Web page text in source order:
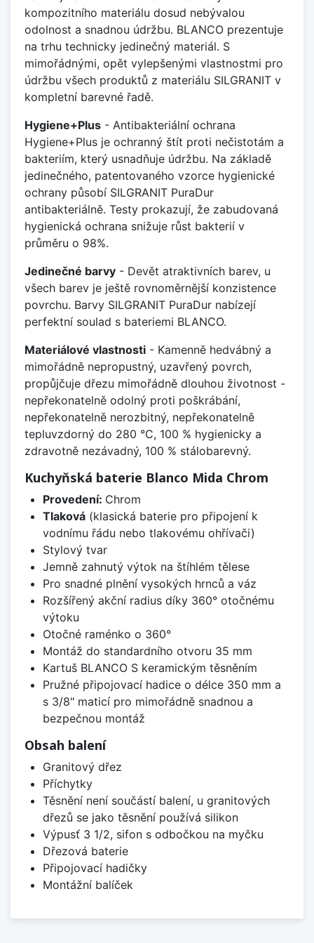
kompozitního materiálu dosud nebývalou
odolnost a snadnou údržbu. BLANCO prezentuje
na trhu technicky jedinečný materiál. S
mimořádnými, opět vylepšenými vlastnostmi pro
údržbu všech produktů z materiálu SILGRANIT v
kompletní barevné řadě.
Hygiene+Plus - Antibakteriální ochrana
Hygiene+Plus je ochranný štít proti nečistotám a
bakteriím, který usnadňuje údržbu. Na základě
jedinečného, patentovaného vzorce hygienické
ochrany působí SILGRANIT PuraDur
antibakteriálně. Testy prokazují, že zabudovaná
hygienická ochrana snižuje růst bakterií v
průměru o 98%.
Jedinečné barvy - Devět atraktivních barev, u
všech barev je ještě rovnoměrnější konzistence
povrchu. Barvy SILGRANIT PuraDur nabízejí
perfektní soulad s bateriemi BLANCO.
Materiálové vlastnosti - Kamenně hedvábný a
mimořádně nepropustný, uzavřený povrch,
propůjčuje dřezu mimořádně dlouhou životnost -
nepřekonatelně odolný proti poškrábání,
nepřekonatelně nerozbitný, nepřekonatelně
tepluvzdorný do 280 °C, 100 % hygienicky a
zdravotně nezávadný, 100 % stálobarevný.
Kuchyňská baterie Blanco Mida Chrom
Provedení: Chrom
Tlaková(klasická baterie pro připojení k
vodnímu řádu nebo tlakovému ohřívači)
Stylový tvar
Jemně zahnutý výtok na štíhlém tělese
Pro snadné plnění vysokých hrnců a váz
Rozšířený akční radius díky 360° otočnému
výtoku
Otočné raménko o 360°
Montáž do standardního otvoru 35 mm
Kartuš BLANCO S keramickým těsněním
Pružné připojovací hadice o délce 350 mm a
s 3/8" maticí pro mimořádně snadnou a
bezpečnou montáž
Obsah balení
Granitový dřez
Příchytky
Těsnění není součástí balení, u granitových
dřezů se jako těsnění používá silikon
Výpusť 3 1/2, sifon s odbočkou na myčku
Dřezová baterie
Připojovací hadičky
Montážní balíček